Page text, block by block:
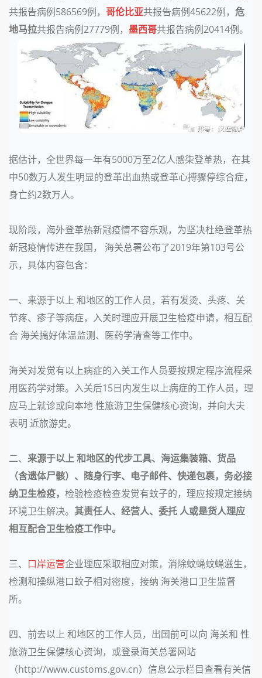
共报告病例586569例， 哥伦比亚共报告病例45622例， 危
地马拉共报告病例27779例， 墨西哥共报告病例20414例。
据估计，全世界每一年有5000万至2亿人感柒登革热，在其
中50数万人发生明显的登革出血热或登革心搏骤停综合症，
身亡约2数万人。
现阶段，海外登革热新冠疫情不容乐观，为坚决杜绝登革热
新冠疫情传进在我国， 海关总署公布了2019年第103号公
示，具体内容包含：
一、来源于以上 和地区的工作人员，若有发烫、头疼、关
节疼、疹子等病症，入关时理应开展卫生检疫申请，相互配
合 海关搞好体温监测、医药学清查等工作中。
海关对发觉有以上病症的入关工作人员要按规定程序流程采
用医药学对策。入关后15日内发生以上病症的工作人员，理
应马上就诊或向本地 性旅游卫生保健核心资询，并向大夫
表明 近旅游史。
二、 来源于以上 和地区的代步工具、海运集装箱、货品
（含遗体尸骸）、随身行李、电子邮件、快递包裹，务必接
纳卫生检疫， 检验检疫检查发觉有蚊子的，理应按规定接纳
环境卫生解决。 其责任人、经营人、委托 人或是货人理应
相互配合卫生检疫工作中。
三、 口岸运营企业理应采取相应对策，消除蚊蝇蚊蝇滋生，
检测和操纵港口蚊子相对密度，接纳 海关港口卫生监督
所。
四、前去以上 和地区的工作人员，出国前可以向 海关和 性
旅游卫生保健核心资询，或登录海关总署网站
（http://www.customs.gov.cn）信息公示栏目查看有关信